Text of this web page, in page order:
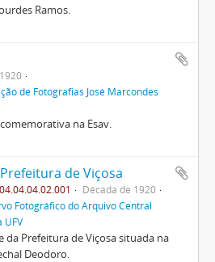
Ramos.
de Fotografias José Marcondes
na Esav.
de Viçosa
Década de 1920
Fotográfico do Arquivo Central
UFV
da Prefeitura de Viçosa situada na
Deodoro.